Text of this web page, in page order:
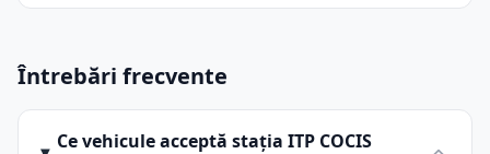
Întrebări frecvente
Ce vehicule acceptă stația ITP COCIS